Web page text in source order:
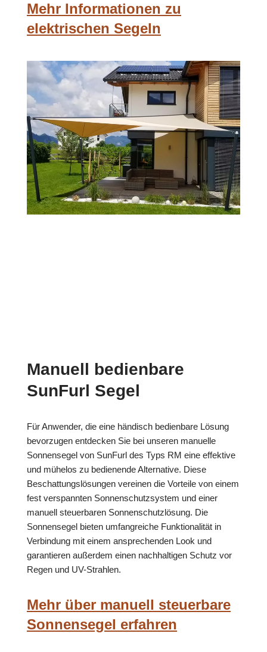
Mehr Informationen zu
elektrischen Segeln
Manuell bedienbare
SunFurl Segel
Für Anwender, die eine händisch bedienbare Lösung
bevorzugen entdecken Sie bei unseren manuelle
Sonnensegel von SunFurl des Typs RM eine effektive
und mühelos zu bedienende Alternative. Diese
Beschattungslösungen vereinen die Vorteile von einem
fest verspannten Sonnenschutzsystem und einer
manuell steuerbaren Sonnenschutzlösung. Die
Sonnensegel bieten umfangreiche Funktionalität in
Verbindung mit einem ansprechenden Look und
garantieren außerdem einen nachhaltigen Schutz vor
Regen und UV-Strahlen.
Mehr über manuell steuerbare
Sonnensegel erfahren